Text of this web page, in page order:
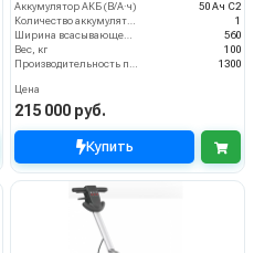
Аккумулятор АКБ (В/А·ч)
50 Ач С2
Количество аккумуляторов (шт)
1
Ширина всасывающей балки (мм)
560
Вес, кг
100
Производительность по площади (м2/ч)
1300
Цена
215 000 руб.
Купить